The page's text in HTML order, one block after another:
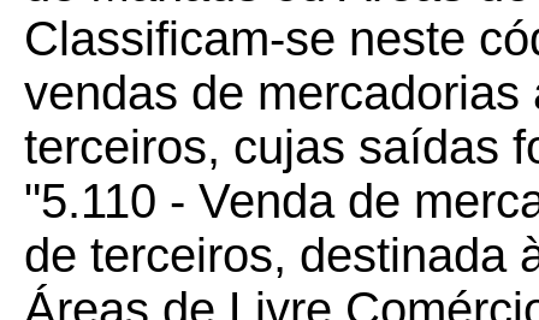
Classificam-se neste
vendas de
terceiros, cujas saídas
"5.110 - Venda de
de terceiros, destinada
Áreas de Livre